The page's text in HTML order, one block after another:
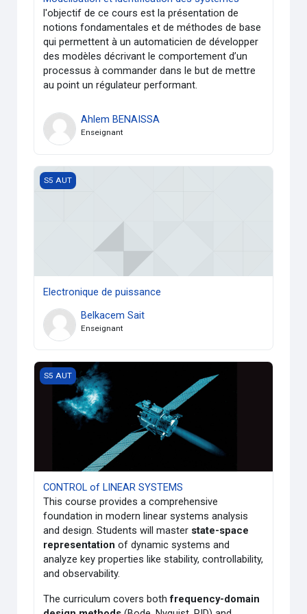
l'objectif de ce cours est la présentation de
notions fondamentales et de méthodes de base
qui permettent à un automaticien de développer
des modèles décrivant le comportement d’un
processus à commander dans le but de mettre
au point un régulateur performant.
Ahlem BENAISSA
Enseignant
Electronique de puissance
S5 AUT
Electronique de puissance
Belkacem Sait
Enseignant
CONTROL of LINEAR SYSTEMS
S5 AUT
CONTROL of LINEAR SYSTEMS
This course provides a comprehensive
foundation in modern linear systems analysis
and design. Students will master state-space
representation of dynamic systems and
analyze key properties like stability, controllability,
and observability.
The curriculum covers bothfrequency-domain